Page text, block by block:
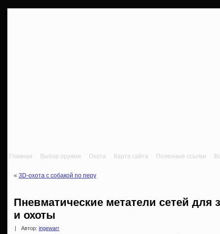
Главная Выбор оружия Охота Карта сайта Полезные ссылки
« 3D-охота с собакой по перу
Пневматические метатели сетей для
и охоты
| Автор: ingewarr